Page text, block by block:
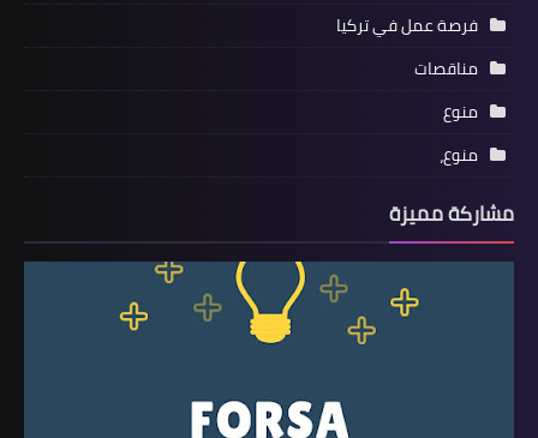
فرصة عمل في تركيا
مناقصات
منوع
منوع،
مشاركة مميزة